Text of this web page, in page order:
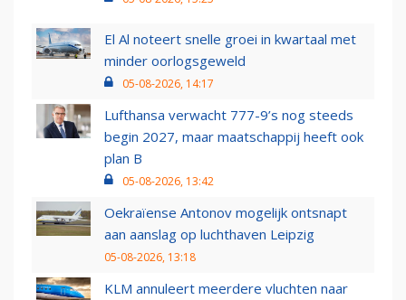
El Al noteert snelle groei in kwartaal met
minder oorlogsgeweld
05-08-2026, 14:17
Lufthansa verwacht 777-9’s nog steeds
begin 2027, maar maatschappij heeft ook
plan B
05-08-2026, 13:42
Oekraïense Antonov mogelijk ontsnapt
aan aanslag op luchthaven Leipzig
05-08-2026, 13:18
KLM annuleert meerdere vluchten naar